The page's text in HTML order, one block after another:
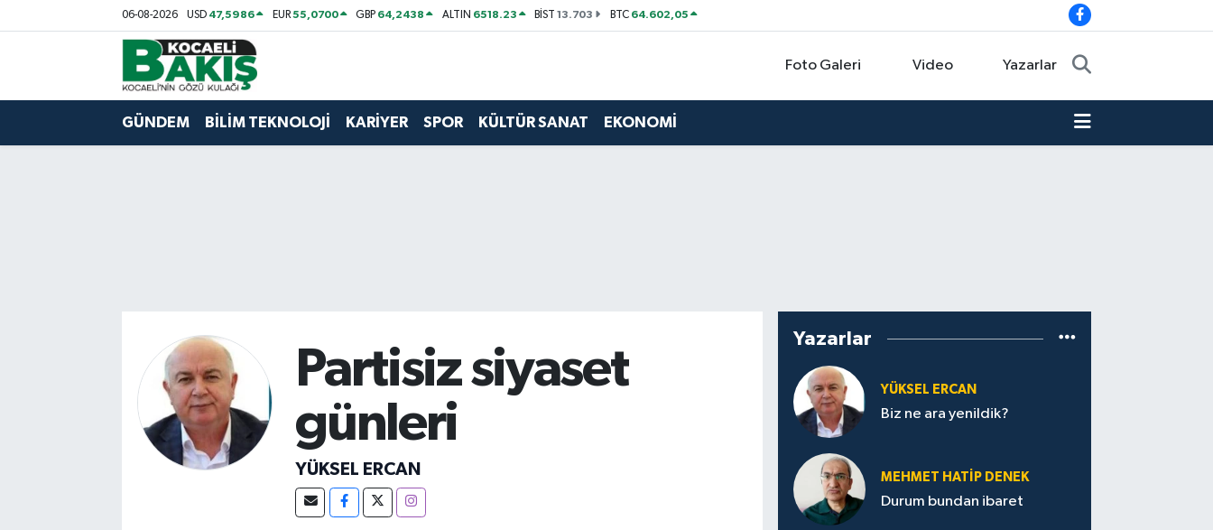
06-08-2026 USD 47,5986 EUR55,0700 GBP 64,2438 ALTIN 6518.23 BİST13.703 BTC 64.602,05
Foto Galeri Video Yazarlar
GÜNDEM BİLİM TEKNOLOJİ KARİYER SPOR KÜLTÜR SANAT EKONOMİ
Partisiz siyaset
günleri
YÜKSEL ERCAN
Yazarlar
YÜKSEL ERCAN
Biz ne ara yenildik?
MEHMET HATİP DENEK
Durum bundan ibaret
Kocaeli Nöbetçi Eczaneler
Kocaeli Hava Durumu